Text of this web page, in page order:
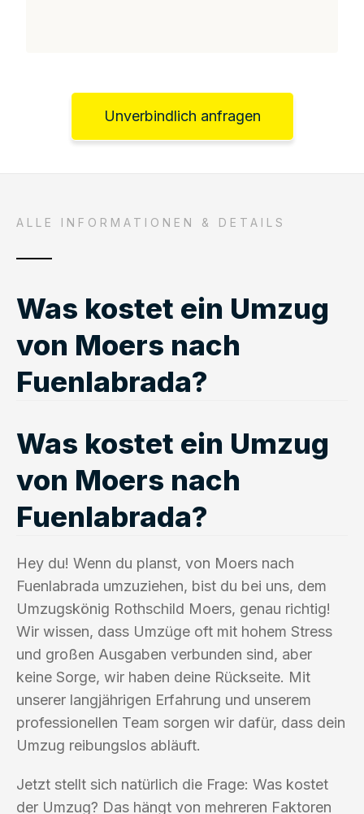
Unverbindlich anfragen
ALLE INFORMATIONEN & DETAILS
Was kostet ein Umzug
von Moers nach
Fuenlabrada?
Was kostet ein Umzug
von Moers nach
Fuenlabrada?
Hey du! Wenn du planst, von Moers nach
Fuenlabrada umzuziehen, bist du bei uns, dem
Umzugskönig Rothschild Moers, genau richtig!
Wir wissen, dass Umzüge oft mit hohem Stress
und großen Ausgaben verbunden sind, aber
keine Sorge, wir haben deine Rückseite. Mit
unserer langjährigen Erfahrung und unserem
professionellen Team sorgen wir dafür, dass dein
Umzug reibungslos abläuft.
Jetzt stellt sich natürlich die Frage: Was kostet
der Umzug? Das hängt von mehreren Faktoren